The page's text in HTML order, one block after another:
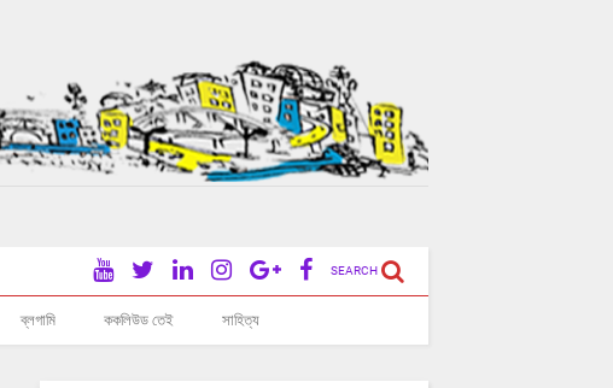
SEARCH
ব্লগামি ককলিউড তেই সাহিত্য